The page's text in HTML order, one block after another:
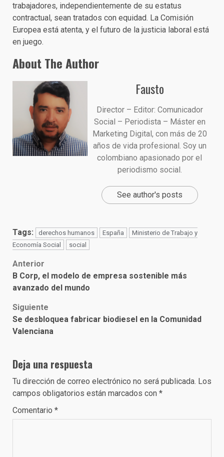
trabajadores, independientemente de su estatus
contractual, sean tratados con equidad. La Comisión
Europea está atenta, y el futuro de la justicia laboral está
en juego.
About The Author
Fausto
Director – Editor: Comunicador
Social – Periodista – Máster en
Marketing Digital, con más de 20
años de vida profesional. Soy un
colombiano apasionado por el
periodismo social.
See author's posts
Tags: derechos humanos España
Ministerio de Trabajo y
Economía Social
social
Post
navigation
Anterior
B Corp, el modelo de empresa sostenible más
avanzado del mundo
Siguiente
Se desbloquea fabricar biodiesel en la Comunidad
Valenciana
Deja una respuesta
Tu dirección de correo electrónico no será publicada. Los
campos obligatorios están marcados con *
Comentario *